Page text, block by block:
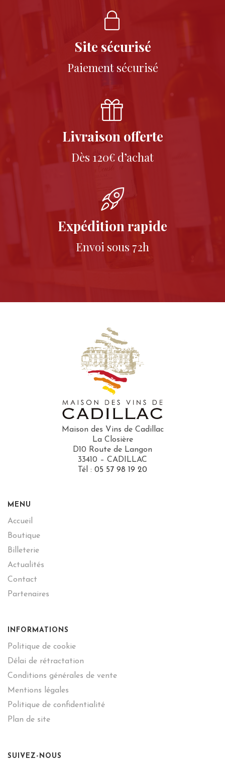
Site sécurisé
Paiement sécurisé
Livraison offerte
Dès 120€ d’achat
Expédition rapide
Envoi sous 72h
Maison des Vins de Cadillac
La Closière
D10 Route de Langon
33410 – CADILLAC
Tél : 05 57 98 19 20
MENU
Accueil
Boutique
Billeterie
Actualités
Contact
Partenaires
INFORMATIONS
Politique de cookie
Délai de rétractation
Conditions générales de vente
Mentions légales
Politique de confidentialité
Plan de site
SUIVEZ-NOUS